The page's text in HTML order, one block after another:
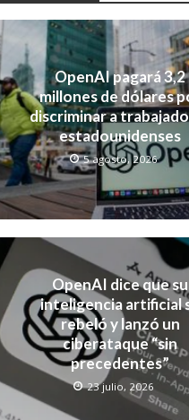
OpenAI pagará 3,2
millones de dólares
discriminar a
estadounidenses
5 agosto, 2026
OpenAI dice que su
inteligencia artificial
rebeló y lanzó un
ciberataque “sin
precedentes”
23 julio, 2026